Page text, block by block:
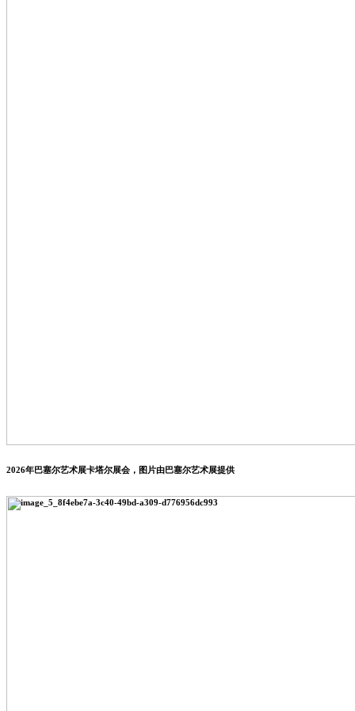
2026年巴塞尔艺术展卡塔尔展会，图片由巴塞尔艺术展提供